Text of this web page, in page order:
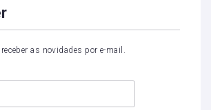
as novidades por e-mail.